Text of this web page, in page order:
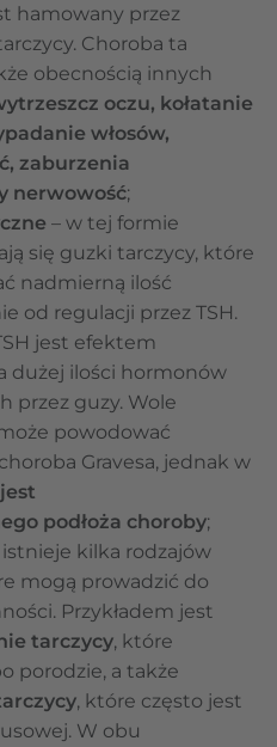
hamowany przez
Choroba ta
obecnością innych
oczu, kołatanie
włosów,
zaburzenia
nerwowość;
– w tej formie
się guzki tarczycy, które
nadmierną ilość
od regulacji przez TSH.
jest efektem
dużej ilości hormonów
przez guzy. Wole
powodować
Gravesa, jednak w
podłoża choroby;
istnieje kilka rodzajów
mogą prowadzić do
Przykładem jest
tarczycy, które
porodzie, a także
, które często jest
W obu